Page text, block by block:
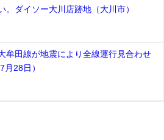
。ダイソー大川店跡地（大川市）
牟田線が地震により全線運行見合わせ
月28日）